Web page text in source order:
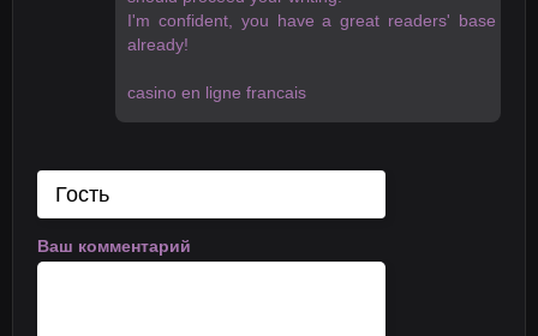
I'm confident, you have a great readers' base
already!
casino en ligne francais
Ваш комментарий